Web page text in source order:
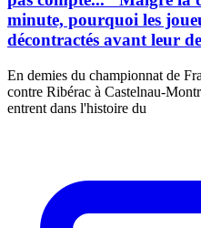
minute, pourquoi les
décontractés avant leur
En demies du championnat de
contre Ribérac à Castelnau-
entrent dans l'histoire du